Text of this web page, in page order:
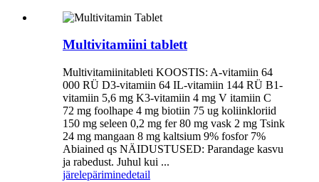
Multivitamiini tablett
Multivitamiinitableti KOOSTIS: A-vitamiin 64
000 RÜ D3-vitamiin 64 IL-vitamiin 144 RÜ B1-
vitamiin 5,6 mg K3-vitamiin 4 mg V itamiin C
72 mg foolhape 4 mg biotiin 75 ug koliinkloriid
150 mg seleen 0,2 mg fer 80 mg vask 2 mg Tsink
24 mg mangaan 8 mg kaltsium 9% fosfor 7%
Abiained qs NÄIDUSTUSED: Parandage kasvu
ja rabedust. Juhul kui ...
järelepäriminedetail